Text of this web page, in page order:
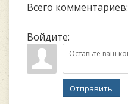
Всего комментариев:
Войдите:
Отправить